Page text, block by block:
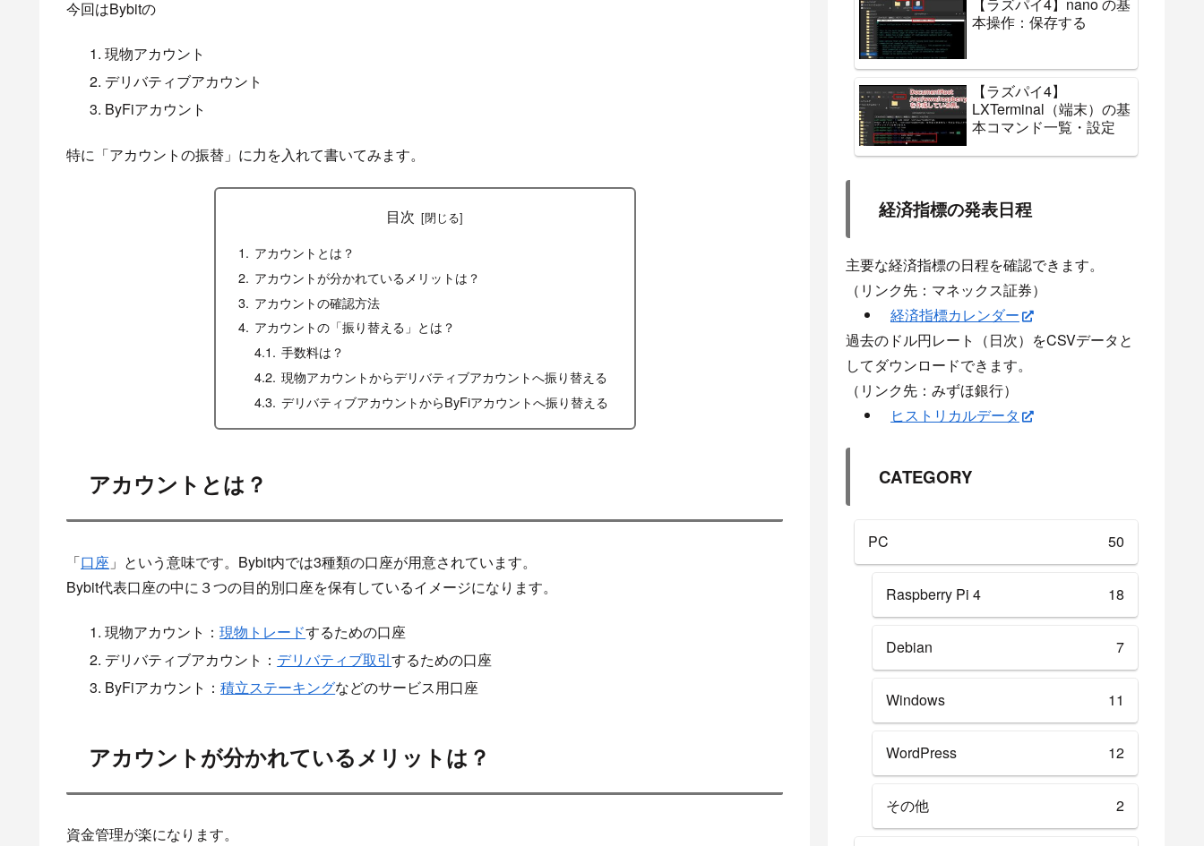
今回はBybitの
現物アカウント
デリバティブアカウント
ByFiアカウント
特に「アカウントの振替」に力を入れて書いてみます。
目次
アカウントとは？
アカウントが分かれているメリットは？
アカウントの確認方法
アカウントの「振り替える」とは？
手数料は？
現物アカウントからデリバティブアカウントへ振り替える
デリバティブアカウントからByFiアカウントへ振り替える
アカウントとは？
「口座 」という意味です。Bybit内では3種類の口座が用意されています。
Bybit代表口座の中に３つの目的別口座を保有しているイメージになります。
現物アカウント：現物トレードするための口座
デリバティブアカウント： デリバティブ取引するための口座
ByFiアカウント：積立ステーキングなどのサービス用口座
アカウントが分かれているメリットは？
資金管理が楽になります。
【ラズパイ4】nano の基
本操作：保存する
【ラズパイ4】
LXTerminal（端末）の基
本コマンド一覧・設定
経済指標の発表日程
主要な経済指標の日程を確認できます。
（リンク先：マネックス証券）
経済指標カレンダー
過去のドル円レート（日次）をCSVデータと
してダウンロードできます。
（リンク先：みずほ銀行）
ヒストリカルデータ
CATEGORY
PC 50
Raspberry Pi 4 18
Debian 7
Windows 11
WordPress 12
その他 2